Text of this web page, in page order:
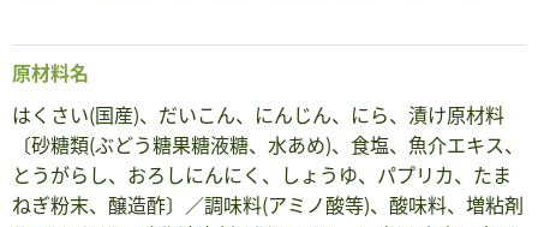
原材料名
はくさい(国産)、だいこん、にんじん、にら、漬け原材料
〔砂糖類(ぶどう糖果糖液糖、水あめ)、食塩、魚介エキス、
とうがらし、おろしにんにく、しょうゆ、パプリカ、たま
ねぎ粉末、醸造酢〕／調味料(アミノ酸等)、酸味料、増粘剤